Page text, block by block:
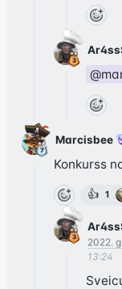
Marcisbee
Konkurss
👍 1
2022.
13:24